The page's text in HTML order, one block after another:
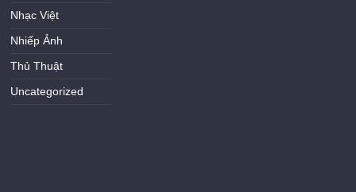
Nhạc Việt
Nhiếp Ảnh
Thủ Thuật
Uncategorized